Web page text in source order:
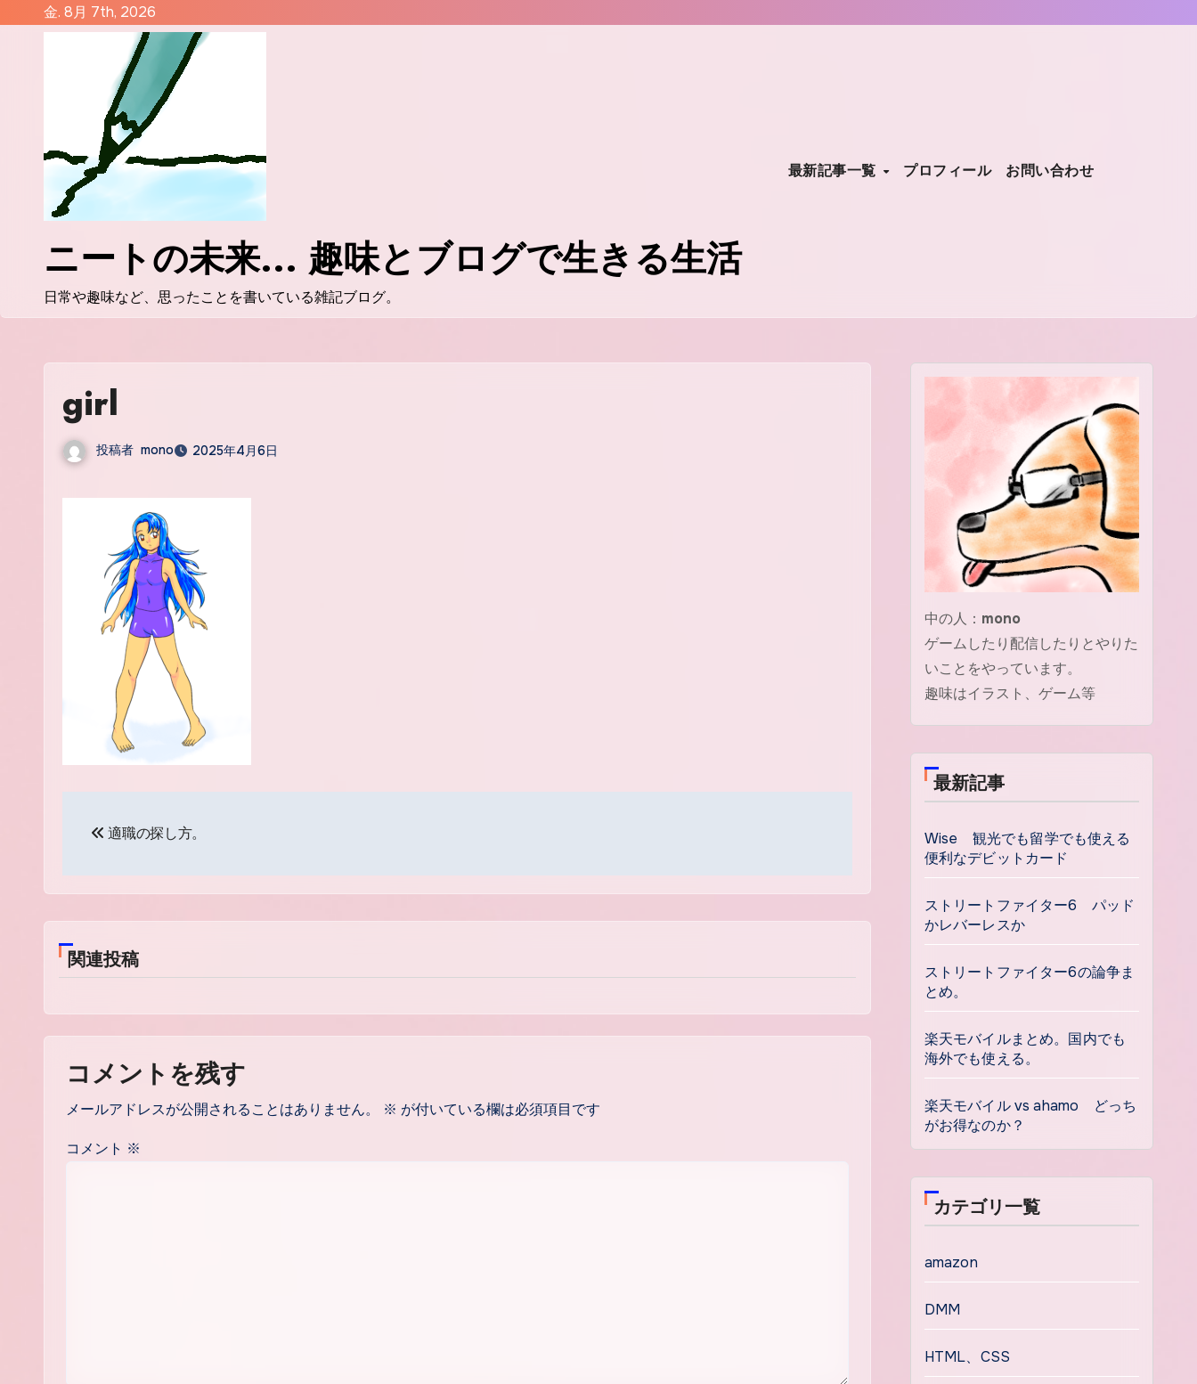
金. 8月 7th, 2026
ニートの未来... 趣味とブログで生きる生活
日常や趣味など、思ったことを書いている雑記ブログ。
最新記事一覧 プロフィール お問い合わせ
girl
投稿者 mono 2025年4月6日
ビ
ゲ
ー
シ
ョ
ン
適職の探し方。
関連投稿
コメントを残す
メールアドレスが公開されることはありません。 ※ が付いている欄は必須項目です
コメント ※
中の人： mono
ゲームしたり配信したりとやりた
いことをやっています。
趣味はイラスト、ゲーム等
最新記事
Wise 観光でも留学でも使える
便利なデビットカード
ストリートファイター6 パッド
かレバーレスか
ストリートファイター6の論争ま
とめ。
楽天モバイルまとめ。国内でも
海外でも使える。
楽天モバイル vs ahamo どっち
がお得なのか？
カテゴリ一覧
amazon
DMM
HTML、CSS